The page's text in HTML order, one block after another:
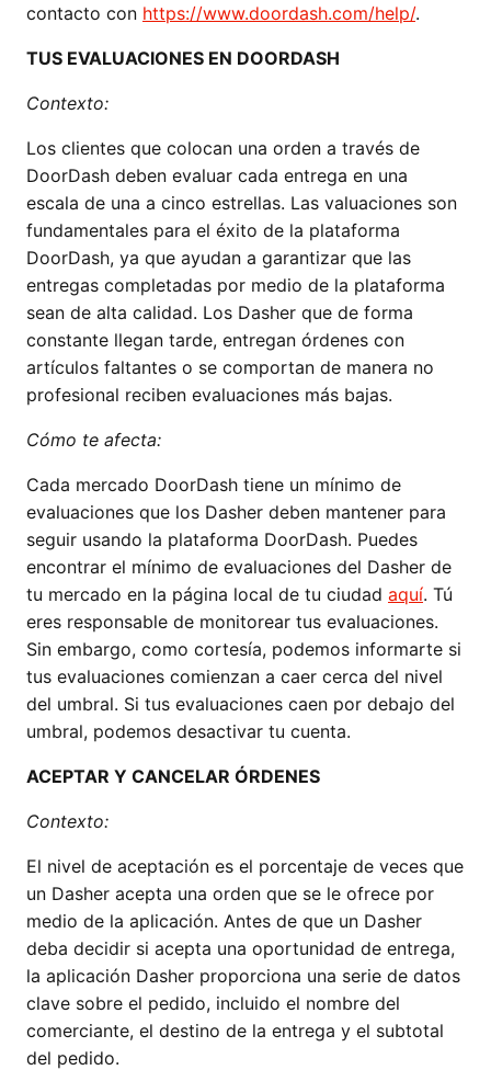
contacto con https://www.doordash.com/help/.
TUS EVALUACIONES EN DOORDASH
Contexto:
Los clientes que colocan una orden a través de
DoorDash deben evaluar cada entrega en una
escala de una a cinco estrellas. Las valuaciones son
fundamentales para el éxito de la plataforma
DoorDash, ya que ayudan a garantizar que las
entregas completadas por medio de la plataforma
sean de alta calidad. Los Dasher que de forma
constante llegan tarde, entregan órdenes con
artículos faltantes o se comportan de manera no
profesional reciben evaluaciones más bajas.
Cómo te afecta:
Cada mercado DoorDash tiene un mínimo de
evaluaciones que los Dasher deben mantener para
seguir usando la plataforma DoorDash. Puedes
encontrar el mínimo de evaluaciones del Dasher de
tu mercado en la página local de tu ciudad aquí. Tú
eres responsable de monitorear tus evaluaciones.
Sin embargo, como cortesía, podemos informarte si
tus evaluaciones comienzan a caer cerca del nivel
del umbral. Si tus evaluaciones caen por debajo del
umbral, podemos desactivar tu cuenta.
ACEPTAR Y CANCELAR ÓRDENES
Contexto:
El nivel de aceptación es el porcentaje de veces que
un Dasher acepta una orden que se le ofrece por
medio de la aplicación. Antes de que un Dasher
deba decidir si acepta una oportunidad de entrega,
la aplicación Dasher proporciona una serie de datos
clave sobre el pedido, incluido el nombre del
comerciante, el destino de la entrega y el subtotal
del pedido.